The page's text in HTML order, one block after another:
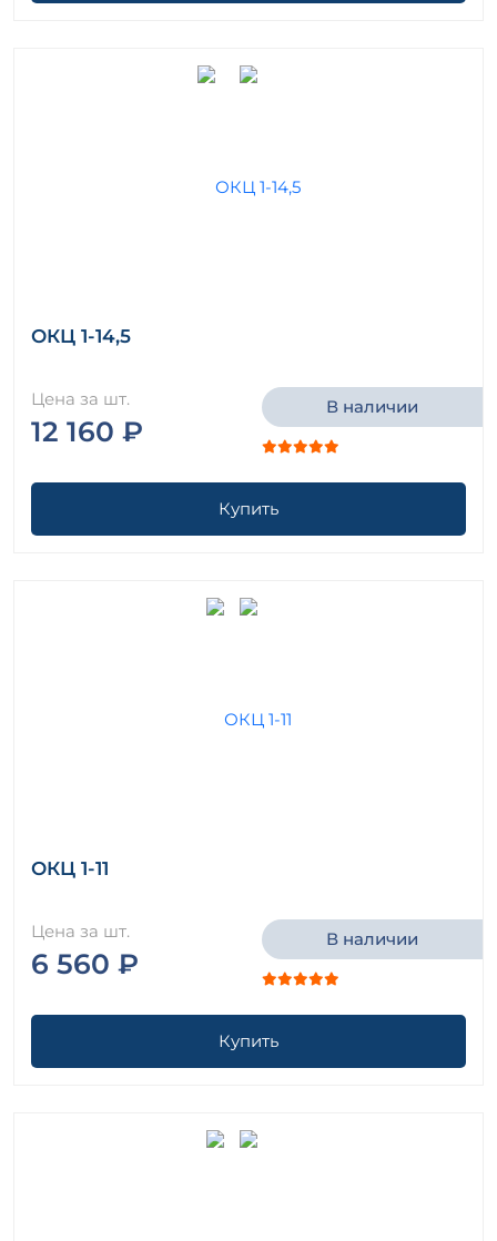
ОКЦ 1-14,5
Цена за шт.
12 160 ₽
В наличии
Купить
ОКЦ 1-11
Цена за шт.
6 560 ₽
В наличии
Купить